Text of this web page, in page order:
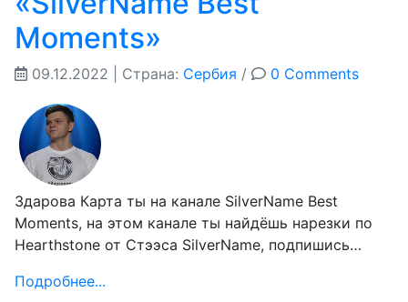
Moments»
09.12.2022 | Страна: Сербия / 0 Comments
Здарова Карта ты на канале SilverName Best
Moments, на этом канале ты найдёшь нарезки по
Hearthstone от Стээса SilverName, подпишись…
Подробнее...